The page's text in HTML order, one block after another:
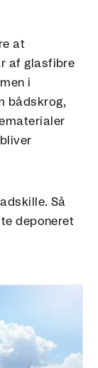
at
af glasfibre
i
bådskrog,
Så
deponeret